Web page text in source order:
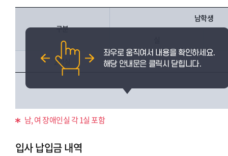
구분
남학생
2인실 60
남, 여 장애인실 각 1실 포함
입사 납입금 내역